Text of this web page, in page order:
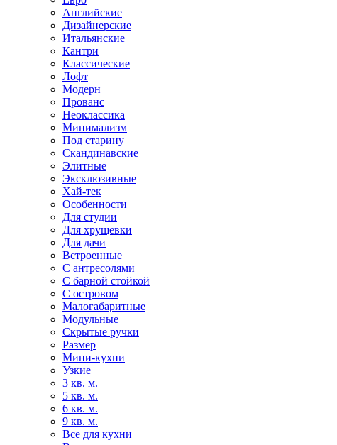
Английские
Дизайнерские
Итальянские
Кантри
Классические
Лофт
Модерн
Прованс
Неоклассика
Минимализм
Под старину
Скандинавские
Элитные
Эксклюзивные
Хай-тек
Особенности
Для студии
Для хрущевки
Для дачи
Встроенные
С антресолями
С барной стойкой
С островом
Малогабаритные
Модульные
Скрытые ручки
Размер
Мини-кухни
Узкие
3 кв. м.
5 кв. м.
6 кв. м.
9 кв. м.
Все для кухни